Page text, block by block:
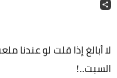
لا أبالغ إذا قلت لو عندنا
السبت..!